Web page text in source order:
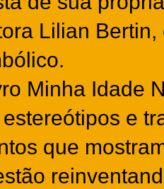
Lilian
Minha Idade
e
que